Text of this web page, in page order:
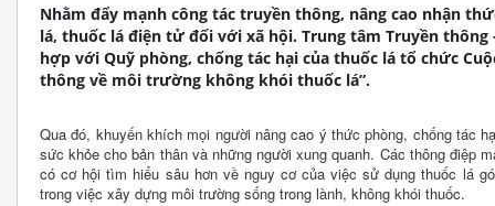
Nhằm đẩy mạnh công tác truyền thông, nâng cao nhận
lá, thuốc lá điện tử đối với xã hội. Trung tâm Truyền
hợp với Quỹ phòng, chống tác hại của thuốc lá tổ chức
thông về môi trường không khói thuốc lá”.
Qua đó, khuyến khích mọi người nâng cao ý thức phòng, chống tác
sức khỏe cho bản thân và những người xung quanh. Các thông điệp
có cơ hội tìm hiểu sâu hơn về nguy cơ của việc sử dụng thuốc lá
trong việc xây dựng môi trường sống trong lành, không khói thuốc.